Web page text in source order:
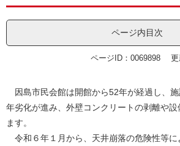
ページ内目次
ページID：0069898
因島市民会館は開館から52年が経過し、
年劣化が進み、外壁コンクリートの剥離や
ます。
令和６年１月から、天井崩落の危険性等に